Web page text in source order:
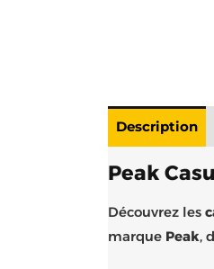
Description
Peak
Découvrez les
marque Peak,